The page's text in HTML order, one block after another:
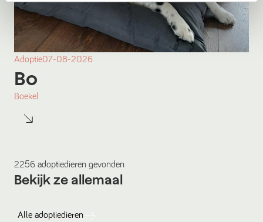
Adoptie07-08-2026
Bo
Boekel
2256 adoptiedieren gevonden
Bekijk ze allemaal
Alle adoptiedieren